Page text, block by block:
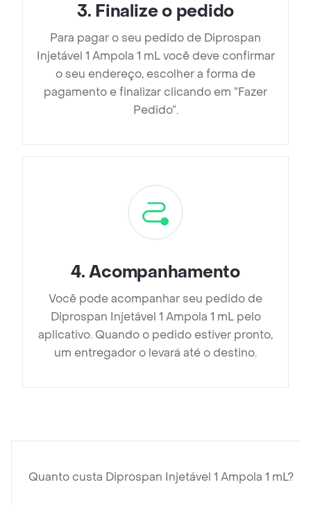
3. Finalize o pedido
Para pagar o seu pedido de Diprospan
Injetável 1 Ampola 1 mL você deve confirmar
o seu endereço, escolher a forma de
pagamento e finalizar clicando em ”Fazer
Pedido”.
4.Acompanhamento
Você pode acompanhar seu pedido de
Diprospan Injetável 1 Ampola 1 mL pelo
aplicativo. Quando o pedido estiver pronto,
um entregador o levará até o destino.
Quanto custa Diprospan Injetável 1 Ampola 1 mL?